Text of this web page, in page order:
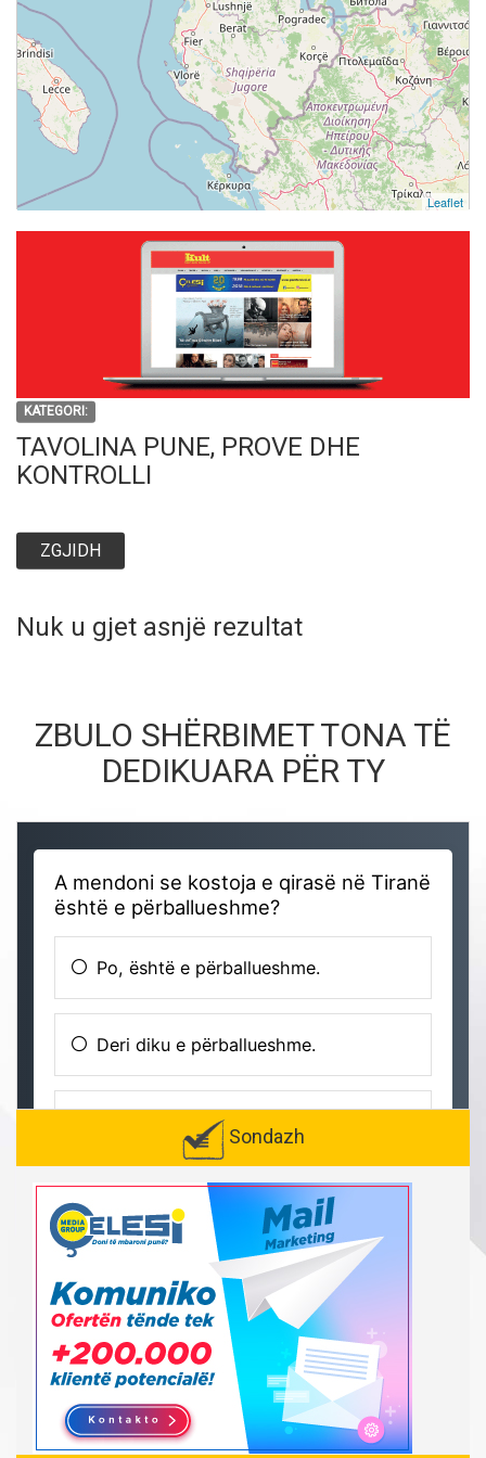
KATEGORI:
TAVOLINA PUNE, PROVE DHE
KONTROLLI
ZGJIDH
Nuk u gjet asnjë rezultat
Leaflet
ZBULO SHËRBIMET TONA TË
DEDIKUARA PËR TY
Sondazh